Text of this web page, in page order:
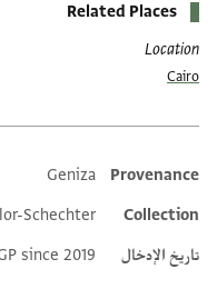
Related Places
Location
Cairo
Additional metadata
Provenance
Geniza
Collection
Schechter
تاريخ الإدخال
since 2019